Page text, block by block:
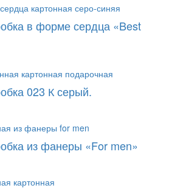
в форме сердца «Best
023 К серый.
из фанеры «For men»